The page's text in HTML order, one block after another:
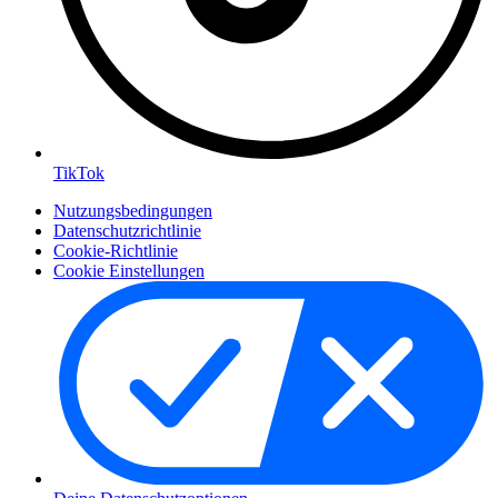
TikTok
Nutzungsbedingungen
Datenschutzrichtlinie
Cookie-Richtlinie
Cookie Einstellungen